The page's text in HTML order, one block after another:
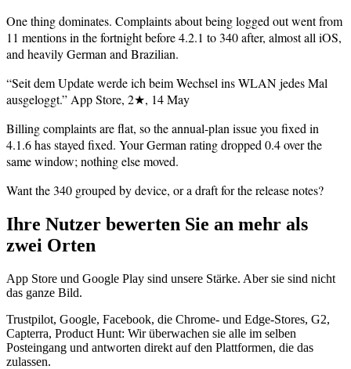
One thing dominates. Complaints about being logged out went from
11 mentions in the fortnight before 4.2.1 to 340 after, almost all iOS,
and heavily German and Brazilian.
“Seit dem Update werde ich beim Wechsel ins WLAN jedes Mal
ausgeloggt.” App Store, 2★, 14 May
Billing complaints are flat, so the annual-plan issue you fixed in
4.1.6 has stayed fixed. Your German rating dropped 0.4 over the
same window; nothing else moved.
Want the 340 grouped by device, or a draft for the release notes?
Ihre Nutzer bewerten Sie an mehr als
zwei Orten
App Store und Google Play sind unsere Stärke. Aber sie sind nicht
das ganze Bild.
Trustpilot, Google, Facebook, die Chrome- und Edge-Stores, G2,
Capterra, Product Hunt: Wir überwachen sie alle im selben
Posteingang und antworten direkt auf den Plattformen, die das
zulassen.